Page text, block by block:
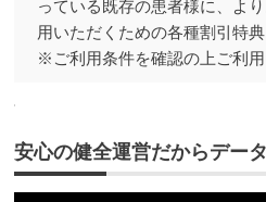
っている既存の患者様に、よ
用いただくための各種割引特
※ご利用条件を確認の上ご利用
安心の健全運営だからデー